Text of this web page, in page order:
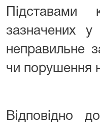
Підставами
зазначених
неправильне
чи порушення
Відповідно